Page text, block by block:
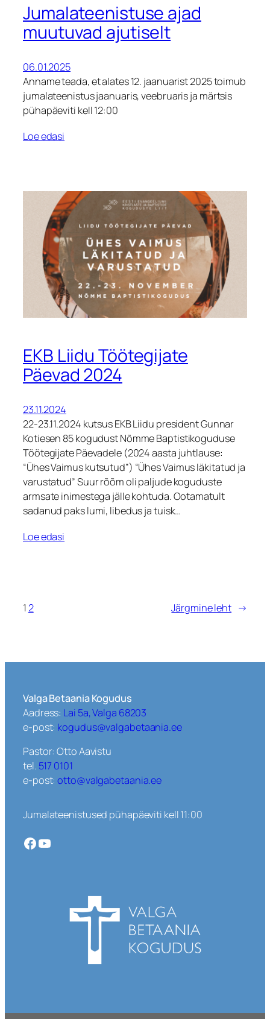
Jumalateenistuse ajad
muutuvad ajutiselt
06.01.2025
Anname teada, et alates 12. jaanuarist 2025 toimub
jumalateenistus jaanuaris, veebruaris ja märtsis
pühapäeviti kell 12:00
Loe edasi
EKB Liidu Töötegijate
Päevad 2024
23.11.2024
22-23.11.2024 kutsus EKB Liidu president Gunnar
Kotiesen 85 kogudust Nõmme Baptistikoguduse
Töötegijate Päevadele (2024 aasta juhtlause:
“Ühes Vaimus kutsutud”) “Ühes Vaimus läkitatud ja
varustatud” Suur rõõm oli paljude koguduste
armsate inimestega jälle kohtuda. Ootamatult
sadanud paks lumi, libedus ja tuisk…
Loe edasi
12 Järgmine leht →
Valga Betaania Kogudus
Aadress: Lai 5a, Valga 68203
e-post: kogudus@valgabetaania.ee
Pastor: Otto Aavistu
tel. 517 0101
e-post:otto@valgabetaania.ee
Jumalateenistused pühapäeviti kell 11:00
Facebook YouTube